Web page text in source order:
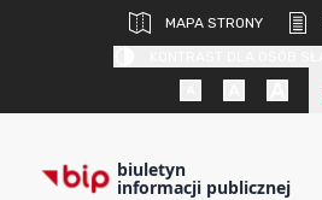
MAPA STRONY
biuletyn
informacji publicznej